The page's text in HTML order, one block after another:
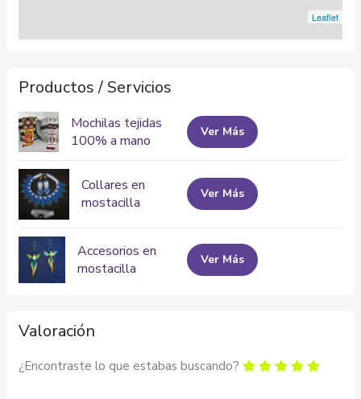
Leaflet
Productos / Servicios
Mochilas tejidas
100% a mano
Ver Más
Collares en
mostacilla
Ver Más
Accesorios en
mostacilla
Ver Más
Valoración
¿Encontraste lo que estabas buscando?